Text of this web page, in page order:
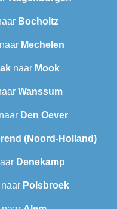
Bocholtz
naar Mechelen
naar Mook
Wanssum
naar Den Oever
(Noord-Holland)
Denekamp
Polsbroek